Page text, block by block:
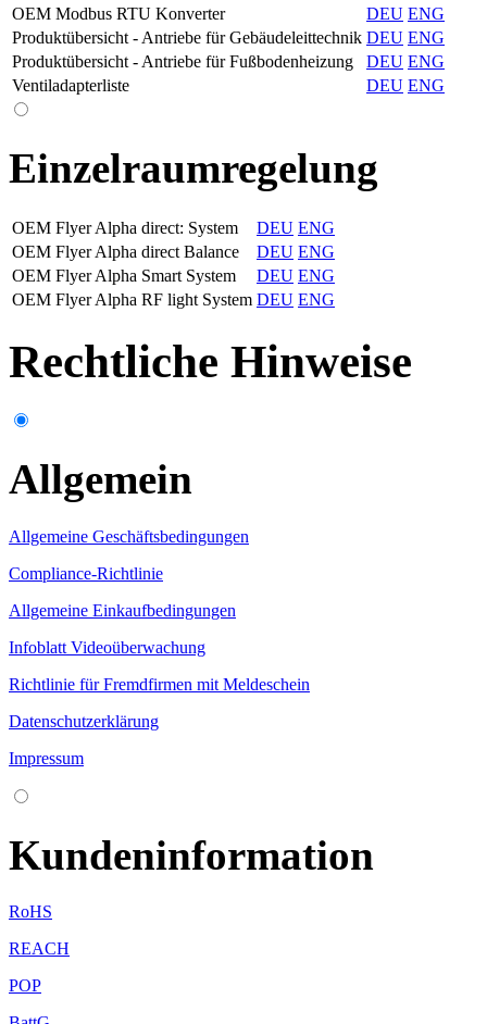
OEM Modbus RTU Konverter
DEU ENG
Produktübersicht - Antriebe für Gebäudeleittechnik DEU ENG
Produktübersicht - Antriebe für Fußbodenheizung
DEU ENG
Ventiladapterliste
DEU ENG
Einzelraumregelung
OEM Flyer Alpha direct: System DEU ENG
OEM Flyer Alpha direct Balance
DEU ENG
OEM Flyer Alpha Smart System
DEU ENG
OEM Flyer Alpha RF light System DEU ENG
Rechtliche Hinweise
Allgemein
Allgemeine Geschäftsbedingungen
Compliance-Richtlinie
Allgemeine Einkaufbedingungen
Infoblatt Videoüberwachung
Richtlinie für Fremdfirmen mit Meldeschein
Datenschutzerklärung
Impressum
Kundeninformation
RoHS
REACH
POP